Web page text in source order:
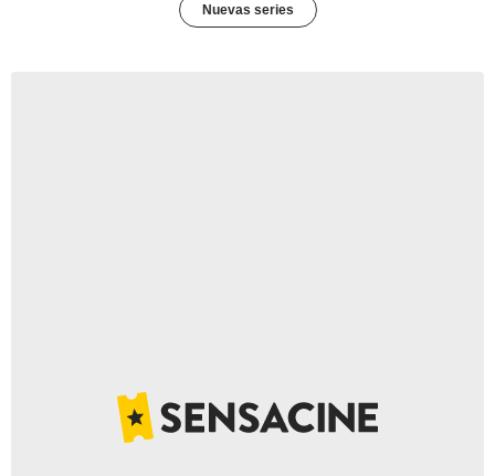
Nuevas series